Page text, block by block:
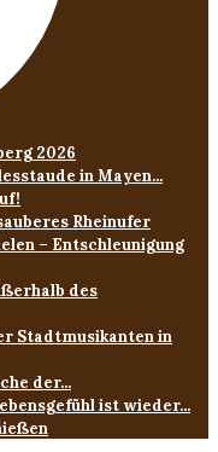
2026
in Mayen...
Rheinufer
– Entschleunigung
des
Stadtmusikanten in
der...
ist wieder...